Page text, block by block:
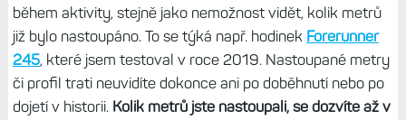
během aktivity, stejně jako nemožnost vidět, kolik metrů
již bylo nastoupáno. To se týká např. hodinek Forerunner
245, které jsem testoval v roce 2019. Nastoupané metry
či profil trati neuvidíte dokonce ani po doběhnutí nebo po
dojetí v historii. Kolik metrů jste nastoupali, se dozvíte až v